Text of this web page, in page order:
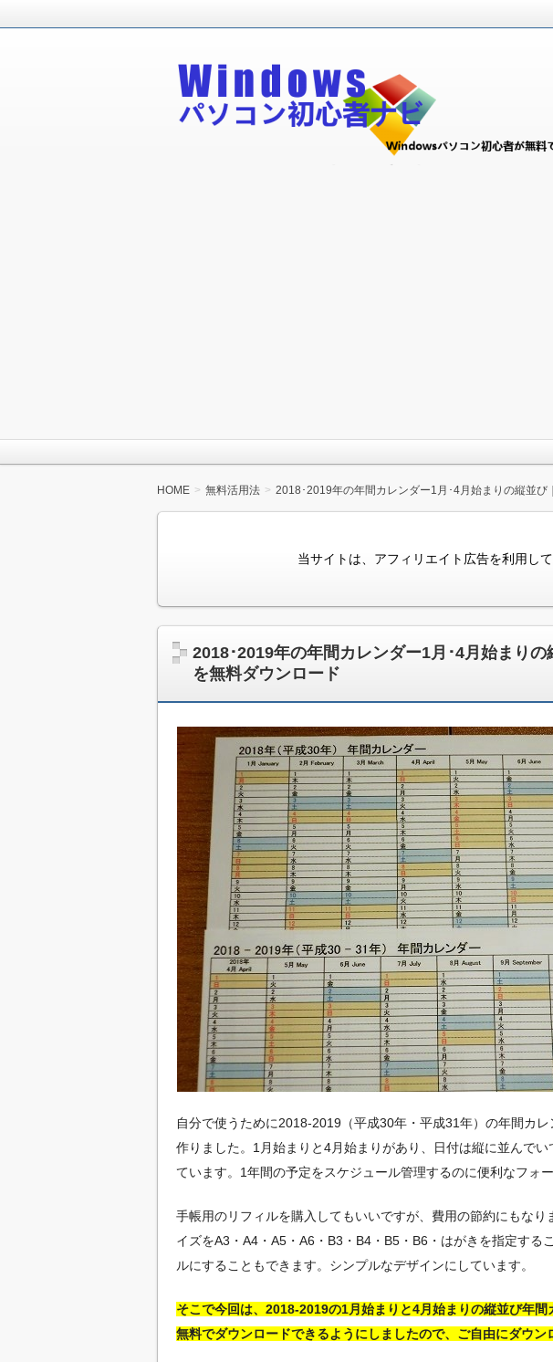
Windowsパソコン初心者ナビ
HOME 無料活用法 2018･2019年の年間カレンダー1月･4月始まりの縦並び
当サイトは、アフィリエイト広告を利用して
2018･2019年の年間カレンダー1月･4月始まりの
を無料ダウンロード
自分で使うために2018-2019（平成30年・平成31年）の年間カ
作りました。1月始まりと4月始まりがあり、日付は縦に並んで
ています。1年間の予定をスケジュール管理するのに便利なフォー
手帳用のリフィルを購入してもいいですが、費用の節約にもな
イズをA3・A4・A5・A6・B3・B4・B5・B6・はがきを指定する
ルにすることもできます。シンプルなデザインにしています。
そこで今回は、2018-2019の1月始まりと4月始まりの縦並び年
無料でダウンロードできるようにしましたので、ご自由にダウン